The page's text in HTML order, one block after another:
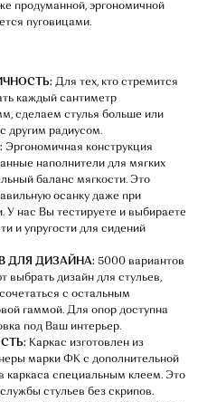
продуманной, эргономичной
пуговицами.
Для тех, кто стремится
каждый сантиметр
сделаем стулья больше или
другим радиусом.
Эргономичная конструкция
наполнители для мягких
баланс мягкости. Это
осанку даже при
У нас Вы тестируете и выбираете
и упругости для сидений
ДЛЯ ДИЗАЙНА: 5000 вариантов
выбрать дизайн для стульев,
с остальным
гаммой. Для опор доступна
под Ваш интерьер.
Каркас изготовлен из
марки ФК с дополнительной
каркаса специальным клеем. Это
стульев без скрипов.